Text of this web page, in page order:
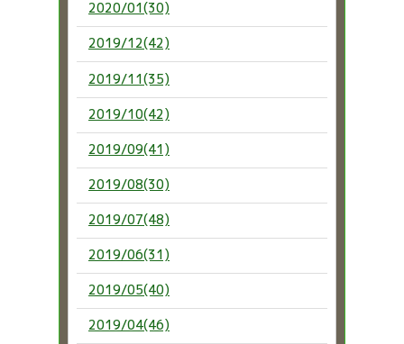
2020/01(30)
2019/12(42)
2019/11(35)
2019/10(42)
2019/09(41)
2019/08(30)
2019/07(48)
2019/06(31)
2019/05(40)
2019/04(46)